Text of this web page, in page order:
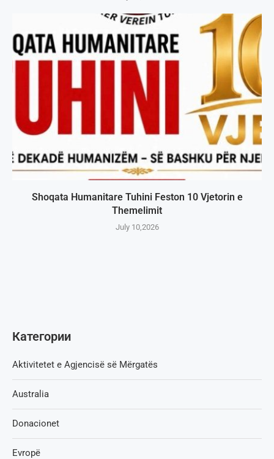
Shoqata Humanitare Tuhini Feston 10 Vjetorin e
Themelimit
July 10,2026
Категории
Aktivitetet e Agjencisë së Мërgatës
Australia
Donacionet
Evropë